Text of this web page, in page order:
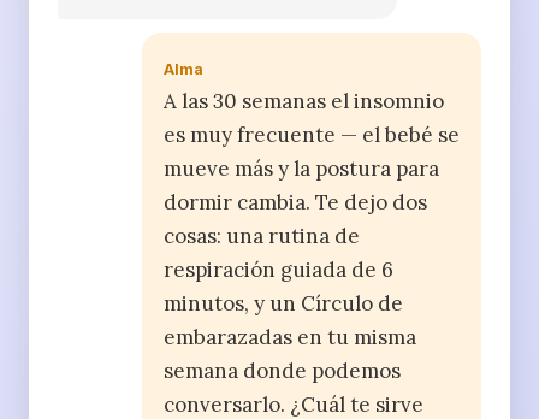
Alma
A las 30 semanas el insomnio
es muy frecuente — el bebé se
mueve más y la postura para
dormir cambia. Te dejo dos
cosas: una rutina de
respiración guiada de 6
minutos, y un Círculo de
embarazadas en tu misma
semana donde podemos
conversarlo. ¿Cuál te sirve